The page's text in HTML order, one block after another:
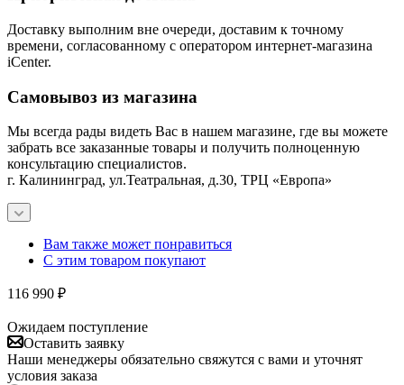
Доставку выполним вне очереди, доставим к точному
времени, согласованному с оператором интернет-магазина
iCenter.
Самовывоз из магазина
Мы всегда рады видеть Вас в нашем магазине, где вы можете
забрать все заказанные товары и получить полноценную
консультацию специалистов.
г. Калининград, ул.Театральная, д.30, ТРЦ «Европа»
Вам также может понравиться
С этим товаром покупают
116 990 ₽
Ожидаем поступление
Оставить заявку
Наши менеджеры обязательно свяжутся с вами и уточнят
условия заказа